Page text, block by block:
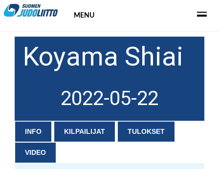
MENU
Koyama Shiai
2022-05-22
INFO KILPAILIJAT TULOKSET
VIDEO